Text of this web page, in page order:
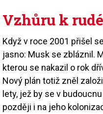
Vzhůru k
Když v roce 2001 přišel
jasno: Musk se zbláznil.
kterou se nakazil o rok
Nový plán totiž zněl
lety, jež by se v
později i na jeho